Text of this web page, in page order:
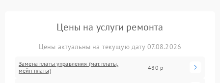
Цены на услуги ремонта
Цены актуальны на текущую дату 07.08.2026
Замена платы управления (мат.платы,
мейн платы)
480 р